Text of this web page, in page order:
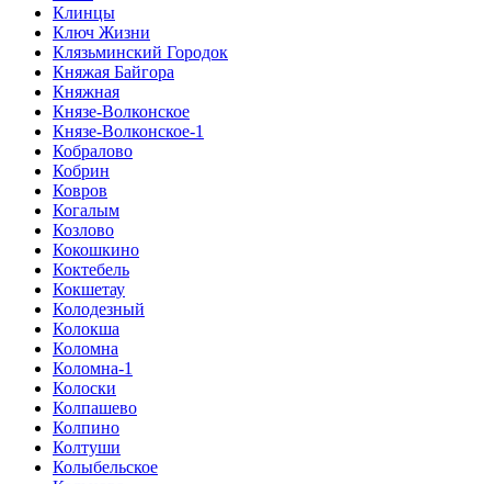
Клинцы
Ключ Жизни
Клязьминский Городок
Княжая Байгора
Княжная
Князе-Волконское
Князе-Волконское-1
Кобралово
Кобрин
Ковров
Когалым
Козлово
Кокошкино
Коктебель
Кокшетау
Колодезный
Колокша
Коломна
Коломна-1
Колоски
Колпашево
Колпино
Колтуши
Колыбельское